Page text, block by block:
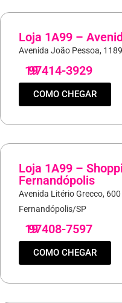
Loja 1A99 –
Avenida João Pessoa,
19
97414-3929
COMO CHEGAR
Loja 1A99 –
Fernandópolis
Avenida Litério Grecco,
Fernandópolis/SP
19
97408-7597
COMO CHEGAR